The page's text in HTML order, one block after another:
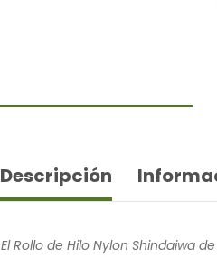
Descripción
El Rollo de Hilo Nylon Shindaiwa